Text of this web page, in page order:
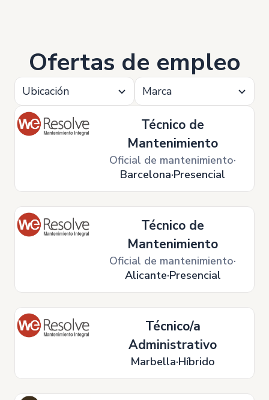
Ofertas de empleo
Ubicación Marca
Técnico de
Mantenimiento
Oficial de mantenimiento
Barcelona Presencial
Técnico de
Mantenimiento
Oficial de mantenimiento
Alicante Presencial
Técnico/a
Administrativo
Marbella Híbrido